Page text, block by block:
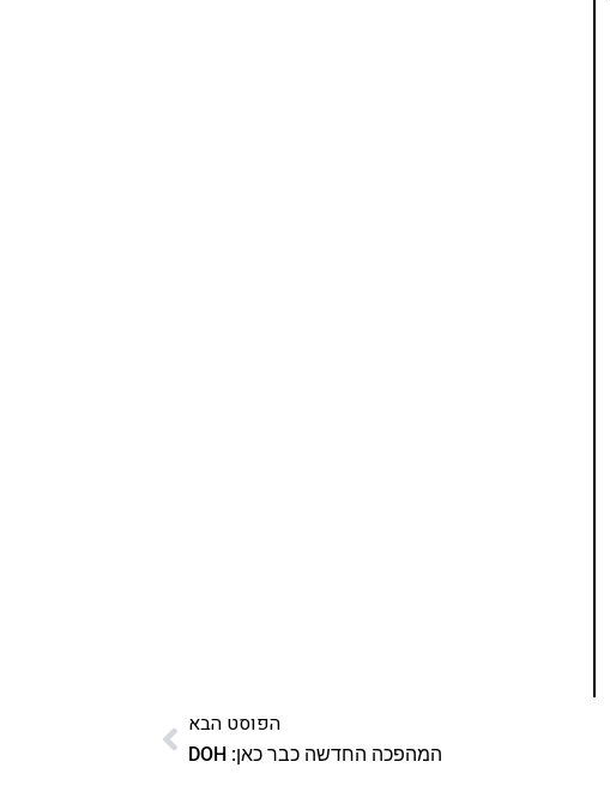
הפוסט הבא
המהפכה החדשה כבר כאן: DOH